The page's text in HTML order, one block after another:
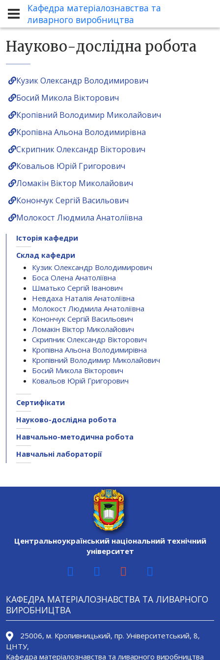
Кафедра матеріалознавства та
ливарного виробництва
Кафедра Науково-дослідна робота
Науково-дослідна робота
Кузик Олександр Володимирович
Босий Микола Вікторович
Кропівний Володимир Миколайович
Кропівна Альона Володимирівна
Скрипник Олександр Вікторович
Ковальов Юрій Григорович
Ломакін Віктор Миколайович
Конончук Сергій Васильович
Молокост Людмила Анатоліївна
Історія кафедри
Склад кафедри
Кузик Олександр Володимирович
Боса Олена Анатоліївна
Шматько Сергій Іванович
Невдаха Наталія Анатоліївна
Молокост Людмила Анатоліївна
Конончук Сергій Васильович
Ломакін Віктор Миколайович
Скрипник Олександр Вікторович
Кропівна Альона Володимирівна
Кропівний Володимир Миколайович
Босий Микола Вікторович
Ковальов Юрій Григорович
Сертифікати
Науково-дослідна робота
Навчально-методична робота
Навчальні лабораторії
Центральноукраїнський національний технічний
університет
КАФЕДРА МАТЕРІАЛОЗНАВСТВА ТА ЛИВАРНОГО
ВИРОБНИЦТВА
25006, м. Кропивницький, пр. Університетський, 8,
ЦНТУ,
Кафедра матеріалознавства та ливарного виробництва